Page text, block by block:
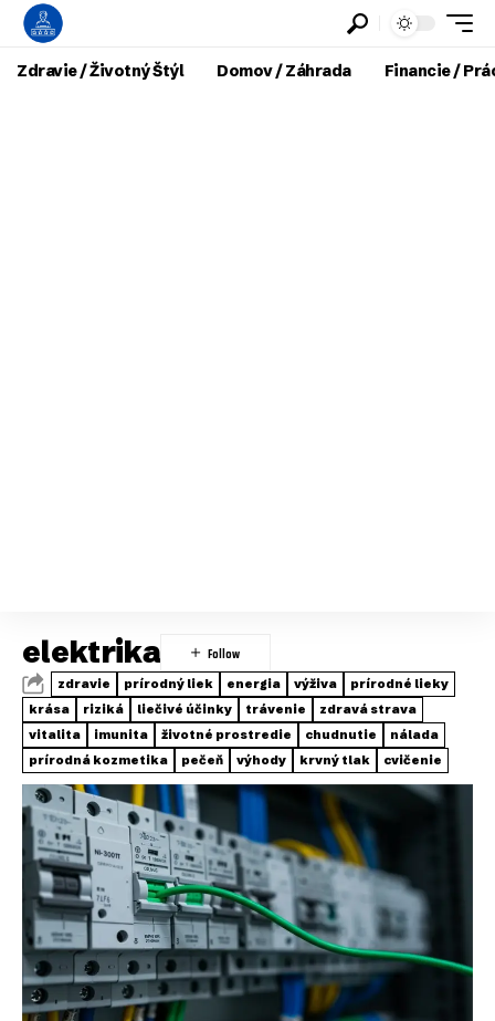
Zdravie / Životný Štýl Domov / Záhrada Financie /
elektrika
zdravie prírodný liek energia výživa
prírodné lieky
krása
riziká liečivé účinky trávenie
zdravá strava
vitalita
imunita životné prostredie chudnutie
nálada
prírodná kozmetika
pečeň výhody krvný tlak cvičenie